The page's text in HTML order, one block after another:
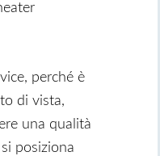
perché è
di vista,
una qualità
posiziona